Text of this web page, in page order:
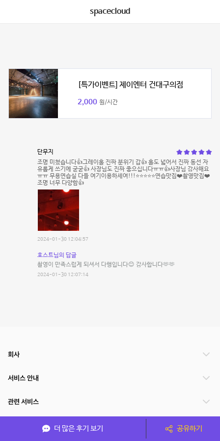
spacecloud
[특가이벤트] 제이엔터 건대구의점
2,000 원/시간
단무지
조명 미쳤습니다👍그레이홀 진짜 분위기 갑👍 홀도 넓어서 진짜 동선 자
유롭게 쓰기에 굳굳👍 사장님도 진짜 좋으십니다ㅠㅠ👍사장님 감사해요
ㅠㅠ 무용연습실 다들 여기이용하세여!!!⭐️⭐️⭐️⭐️⭐️연습맛집❤️촬영맛집❤️
조명 너무 다양함👍
2024-01-30 12:04:57
호스트님의 답글
촬영이 만족스럽게 되셔서 다행입니다😊 감사합니다🫶🫶
2024-01-30 12:07:14
더 많은 후기 보기 공유하기
회사
서비스 안내
관련 서비스